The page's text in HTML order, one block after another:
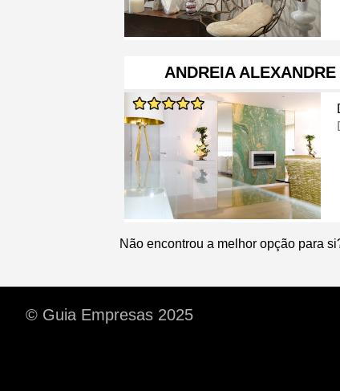
ANDREIA
Não encontrou a melhor opção para
© Guia Empresas 2025